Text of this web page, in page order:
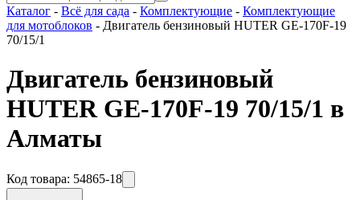
Каталог - Всё для сада - Комплектующие - Комплектующие
для мотоблоков - Двигатель бензиновый HUTER GE-170F-19
70/15/1
Двигатель бензиновый
HUTER GE-170F-19 70/15/1 в
Алматы
Код товара: 54865-18